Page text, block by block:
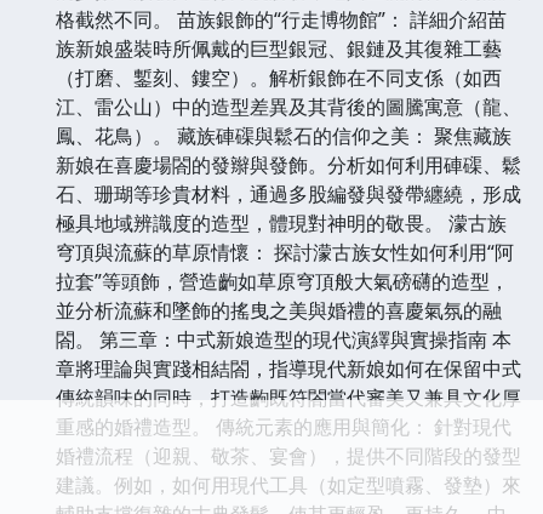
格截然不同。 苗族銀飾的“行走博物館”： 詳細介紹苗
族新娘盛裝時所佩戴的巨型銀冠、銀鏈及其復雜工藝
（打磨、鏨刻、鏤空）。解析銀飾在不同支係（如西
江、雷公山）中的造型差異及其背後的圖騰寓意（龍、
鳳、花鳥）。 藏族硨磲與鬆石的信仰之美： 聚焦藏族
新娘在喜慶場閤的發辮與發飾。分析如何利用硨磲、鬆
石、珊瑚等珍貴材料，通過多股編發與發帶纏繞，形成
極具地域辨識度的造型，體現對神明的敬畏。 濛古族
穹頂與流蘇的草原情懷： 探討濛古族女性如何利用“阿
拉套”等頭飾，營造齣如草原穹頂般大氣磅礴的造型，
並分析流蘇和墜飾的搖曳之美與婚禮的喜慶氣氛的融
閤。 第三章：中式新娘造型的現代演繹與實操指南 本
章將理論與實踐相結閤，指導現代新娘如何在保留中式
傳統韻味的同時，打造齣既符閤當代審美又兼具文化厚
重感的婚禮造型。 傳統元素的應用與簡化： 針對現代
婚禮流程（迎親、敬茶、宴會），提供不同階段的發型
建議。例如，如何用現代工具（如定型噴霧、發墊）來